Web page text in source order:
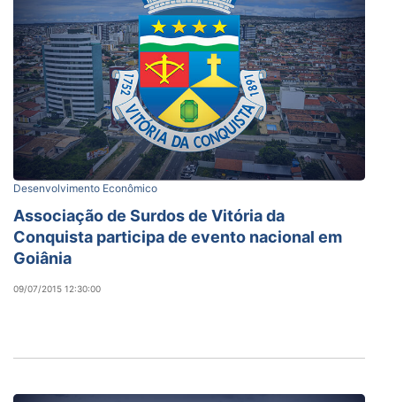
Desenvolvimento Econômico
Associação de Surdos de Vitória da
Conquista participa de evento nacional em
Goiânia
09/07/2015 12:30:00